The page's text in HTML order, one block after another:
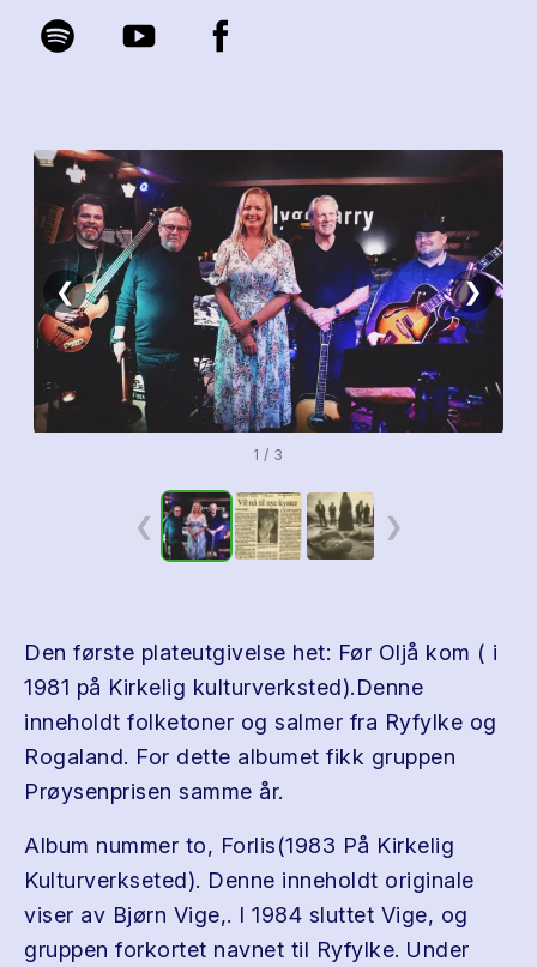
❮ ❯
1 / 3
❮ ❯
Den første plateutgivelse het: Før Oljå kom ( i
1981 på Kirkelig kulturverksted).Denne
inneholdt folketoner og salmer fra Ryfylke og
Rogaland. For dette albumet fikk gruppen
Prøysenprisen samme år.
Album nummer to, Forlis(1983 På Kirkelig
Kulturverkseted). Denne inneholdt originale
viser av Bjørn Vige,. I 1984 sluttet Vige, og
gruppen forkortet navnet til Ryfylke. Under